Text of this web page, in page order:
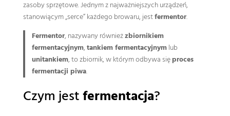
zasoby sprzętowe. Jednym z najważniejszych urządzeń,
stanowiącym „serce” każdego browaru, jestfermentor.
Fermentor, nazywany równieżzbiornikiem
fermentacyjnym,tankiem fermentacyjnymlub
unitankiem, to zbiornik, w którym odbywa sięproces
fermentacji piwa.
Czym jestfermentacja?